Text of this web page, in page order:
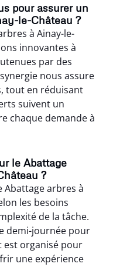
pour assurer un
le-Château ?
à Ainay-le-
innovantes à
par des
nous assure
tout en réduisant
suivent un
chaque demande à
le Abattage
?
Abattage arbres à
les besoins
de la tâche.
demi-journée pour
est organisé pour
une expérience